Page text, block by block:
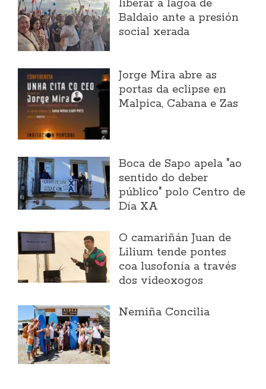
liberar a lagoa de
Baldaio ante a presión
social xerada
Jorge Mira abre as
portas da eclipse en
Malpica, Cabana e Zas
Boca de Sapo apela "ao
sentido do deber
público" polo Centro de
Día XA
O camariñán Juan de
Lilium tende pontes
coa lusofonía a través
dos videoxogos
Nemiña Concilia